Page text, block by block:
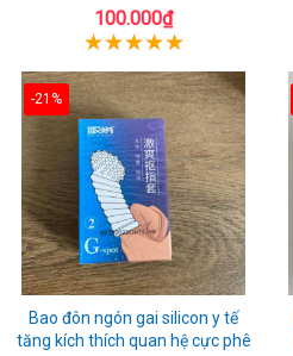
100.000₫
-21%
Bao đôn ngón gai silicon y tế
tăng kích thích quan hệ cực phê